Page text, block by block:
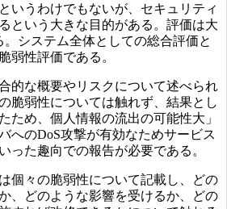
いうわけでもないが、セキュリティ
という大きな目的がある。評価は大
。システム全体としての総合評価と
弱性評価である。
的な概要やリスクについて述べられ
脆弱性については触れず、結果とし
ため、個人情報の流出の可能性大」
へのDoS攻撃が有効なためサービス
った趣向での報告が必要である。
個々の脆弱性について記載し、どの
、どのような影響を受けるか、どの